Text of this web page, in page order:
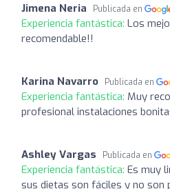
Jimena Neria Publicada en
Experiencia fantástica: Los
recomendable!!
Karina Navarro Publicada en
Experiencia fantástica: Muy
profesional instalaciones
Ashley Vargas Publicada en
Experiencia fantástica: Es muy
sus dietas son fáciles y no son